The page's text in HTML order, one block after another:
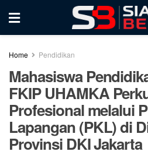
Home Pendidikan
Mahasiswa
FKIP UHAMKA
Profesional melalui
Lapangan (PKL) di
Provinsi DKI Jakarta